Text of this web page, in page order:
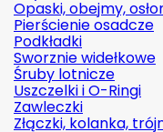
Opaski, obejmy,
Pierścienie osadcze
Podkładki
Sworznie widełkowe
Śruby lotnicze
Uszczelki i O-Ringi
Zawleczki
Złączki, kolanka,